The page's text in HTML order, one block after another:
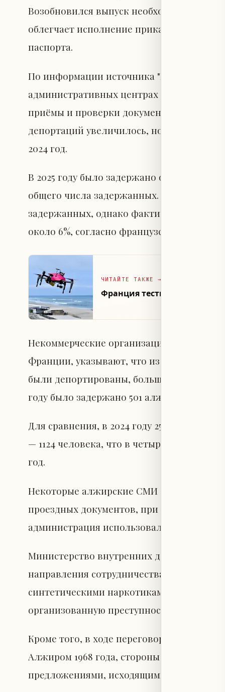
Возобновился выпуск необходимых
облегчает исполнение приказов о
паспорта.
По информации источника "Ирэм Ньюс", с
административных центрах по
приёмы и проверки документов лиц,
депортаций увеличилось, но остаётся
2024 год.
В 2025 году было задержано около 5000
общего числа задержанных. Они
задержанных, однако фактически
около 6%, согласно французским
ЧИТАЙТЕ ТАКЖЕ →
Франция тестирует ИИ-
Некоммерческие организации,
Франции, указывают, что из 322
были депортированы, большинство из
году было задержано 501 алжирец, из
Для сравнения, в 2024 году 25%
— 1124 человека, что в четыре раза
год.
Некоторые алжирские СМИ сообщают, что
проездных документов, при этом выражая
администрация использовала только 90 из
Министерство внутренних дел Франции
направления сотрудничества с Алжиром,
синтетическими наркотиками и
организованную преступность.
Кроме того, в ходе переговоров
Алжиром 1968 года, стороны
предложениями, исходящими от Франции,